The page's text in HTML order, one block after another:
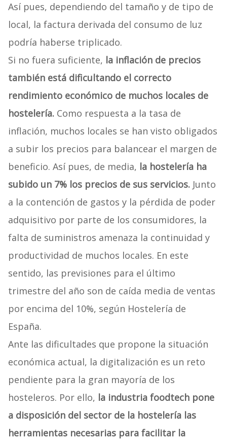
Así pues, dependiendo del tamaño y de tipo de
local, la factura derivada del consumo de luz
podría haberse triplicado.
Si no fuera suficiente, la inflación de precios
también está dificultando el correcto
rendimiento económico de muchos locales de
hostelería. Como respuesta a la tasa de
inflación, muchos locales se han visto obligados
a subir los precios para balancear el margen de
beneficio. Así pues, de media, la hostelería ha
subido un 7% los precios de sus servicios. Junto
a la contención de gastos y la pérdida de poder
adquisitivo por parte de los consumidores, la
falta de suministros amenaza la continuidad y
productividad de muchos locales. En este
sentido, las previsiones para el último
trimestre del año son de caída media de ventas
por encima del 10%, según Hostelería de
España.
Ante las dificultades que propone la situación
económica actual, la digitalización es un reto
pendiente para la gran mayoría de los
hosteleros. Por ello, la industria foodtech pone
a disposición del sector de la hostelería las
herramientas necesarias para facilitar la